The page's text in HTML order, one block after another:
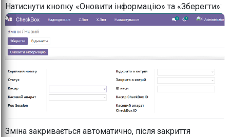
Натиснути кнопку «Оновити інформацію» та «Зберегти»:
Зміна закривається автоматично, після закриття